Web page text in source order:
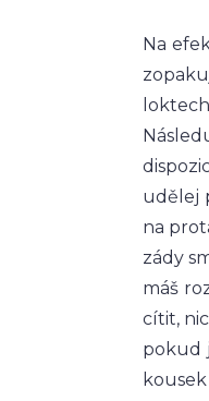
Na
udělej
na
zády
máš
cítit,
pokud